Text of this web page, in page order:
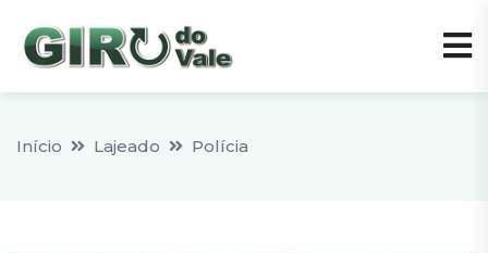
Início Lajeado Polícia